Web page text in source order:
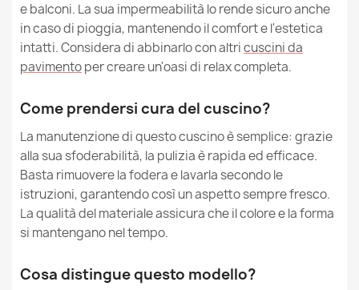
e balconi. La sua impermeabilità lo rende sicuro anche
in caso di pioggia, mantenendo il comfort e l'estetica
intatti. Considera di abbinarlo con altricuscini da
pavimentoper creare un'oasi di relax completa.
Come prendersi cura del cuscino?
La manutenzione di questo cuscino è semplice: grazie
alla sua sfoderabilità, la pulizia è rapida ed efficace.
Basta rimuovere la fodera e lavarla secondo le
istruzioni, garantendo così un aspetto sempre fresco.
La qualità del materiale assicura che il colore e la forma
si mantengano nel tempo.
Cosa distingue questo modello?